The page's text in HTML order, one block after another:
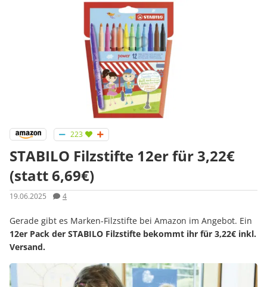
223
STABILO Filzstifte 12er für 3,22€
(statt 6,69€)
19.06.2025 4
Gerade gibt es Marken-Filzstifte bei Amazon im Angebot. Ein
12er Pack der STABILO Filzstifte bekommt ihr für 3,22€ inkl.
Versand.